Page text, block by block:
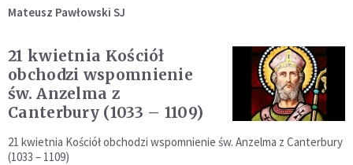
Mateusz Pawłowski SJ
21 kwietnia Kościół
obchodzi wspomnienie
św. Anzelma z
Canterbury (1033 – 1109)
21 kwietnia Kościół obchodzi wspomnienie św. Anzelma z Canterbury
(1033 – 1109)